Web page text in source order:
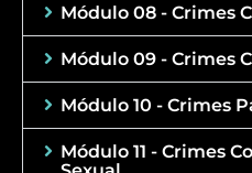
Módulo 08 - Crimes
Módulo 09 - Crimes
Módulo 10 - Crimes
Módulo 11 - Crimes